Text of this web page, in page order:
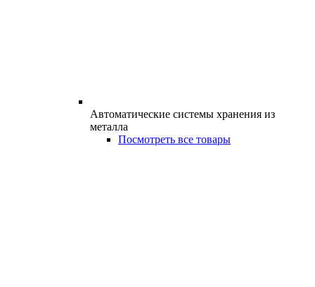
Автоматические системы хранения из
металла
Посмотреть все товары